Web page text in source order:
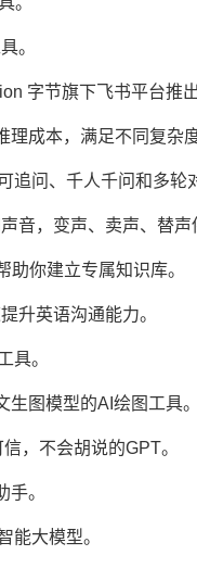
。
字节旗下飞书平台推
成本，满足不同复杂
追问、千人千问和多轮
音，变声、卖声、替声
你建立专属知识库。
升英语沟通能力。
具。
图模型的AI绘图工具。
，不会胡说的GPT。
。
能大模型。